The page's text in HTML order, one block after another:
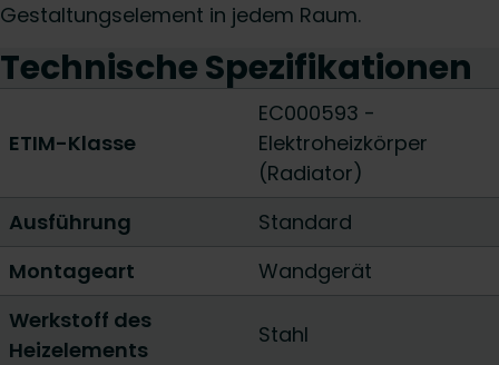
Gestaltungselement in jedem Raum.
Technische Spezifikationen
ETIM-Klasse
EC000593 -
Elektroheizkörper
(Radiator)
Ausführung
Standard
Montageart
Wandgerät
Werkstoff des
Heizelements
Stahl